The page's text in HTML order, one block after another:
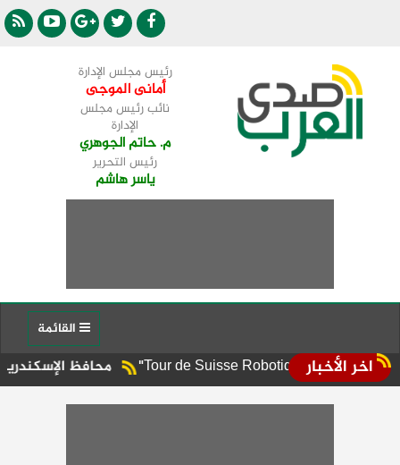
رئيس مجلس الإدارة
أمانى الموجى
نائب رئيس مجلس
الإدارة
م. حاتم الجوهري
رئيس التحرير
ياسر هاشم
اخر الأخبار محافظ الإسكندرية يوجه برفع